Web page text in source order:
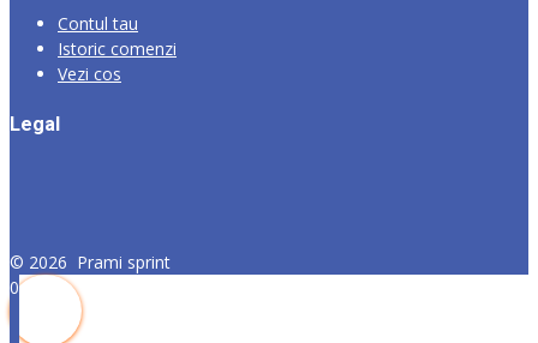
Contul tau
Istoric comenzi
Vezi cos
Legal
© 2026 Prami sprint
0